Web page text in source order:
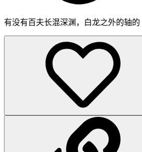
有没有百夫长混深渊，白龙之外的轴的